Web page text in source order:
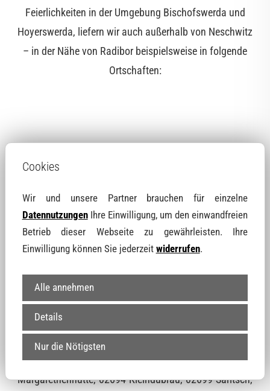
Feierlichkeiten in der Umgebung Bischofswerda und
Hoyerswerda, liefern wir auch außerhalb von Neschwitz
– in der Nähe von Radibor beispielsweise in folgende
Ortschaften:
02627 Neu-Bornitz, 02627 Brohna, 02627 Bornitz,
02627 Merka, 02627 Schwarzadler, 02627 Cölln, 02627
Quoos, 02627 Luppa, 02627 Grünbusch, 02694
Kronförstchen, 02627 Kleinbrösern, 02627 Milkwitz,
02627 Luppedubrau, 02627 Lomske, 02625
Kleinwelka, 02694 Quatitz, 02694 Dahlowitz, 02625
Großwelka, 02694 Großdubrau, 02699 Krinitz, 02627
Strohschütz, 02625 Schmochtitz, 02699 Holschdubrau,
02699 Kleinholscha, 02699 Holscha, 02694
Margarethenhütte, 02694 Kleindubrau, 02699 Saritsch,
Cookies
Wir und unsere Partner brauchen für einzelne
DatennutzungenIhre Einwilligung, um den einwandfreien
Betrieb dieser Webseite zu gewährleisten. Ihre
Einwilligung können Sie jederzeit widerrufen.
Alle annehmen
Details
Nur die Nötigsten